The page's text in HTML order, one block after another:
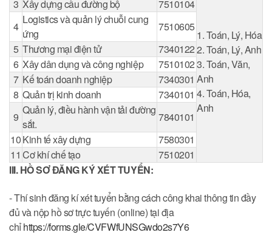
1. Toán, Lý, Hóa
2. Toán, Lý, Anh
3. Toán, Văn,
Anh
4. Toán, Hóa,
Anh
3 Xây dựng cầu đường bộ
7510104
4
Logistics và quản lý chuỗi cung
ứng
7510605
5 Thương mại điện tử
7340122
6 Xây dân dụng và công nghiệp
7510102
7 Kế toán doanh nghiệp
7340301
8 Quản trị kinh doanh
7340101
9
Quản lý, điều hành vận tải đường
sắt.
7840101
10Kinh tế xây dựng
7580301
11 Cơ khí chế tạo
7510201
III. HỒ SƠ ĐĂNG KÝ XÉT TUYỂN:
- Thí sinh đăng kí xét tuyển bằng cách công khai thông tin đầy
đủ và nộp hồ sơ trực tuyến (online) tại địa
chỉhttps://forms.gle/CVFWfUNSGwdo2s7Y6